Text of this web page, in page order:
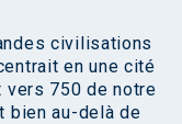
civilisations
en une cité
vers 750 de notre
bien au-delà de